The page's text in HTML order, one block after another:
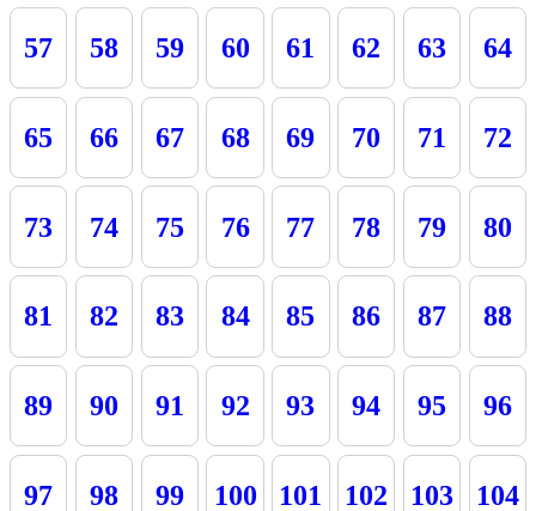
57 58 59 60 61 62 63 64
65 66 67 68 69 70 71 72
73 74 75 76 77 78 79 80
81 82 83 84 85 86 87 88
89 90 91 92 93 94 95 96
97 98 99 100 101 102 103 104